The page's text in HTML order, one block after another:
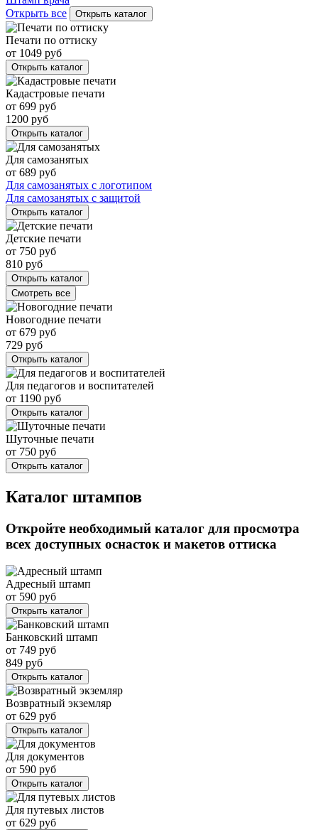
Открыть все
Открыть каталог
Печати по оттиску
от 1049 руб
Открыть каталог
Кадастровые печати
от 699 руб
1200 руб
Открыть каталог
Для самозанятых
от 689 руб
Для самозанятых с логотипом
Для самозанятых с защитой
Открыть каталог
Детские печати
от 750 руб
810 руб
Открыть каталог
Смотреть все
Новогодние печати
от 679 руб
729 руб
Открыть каталог
Для педагогов и воспитателей
от 1190 руб
Открыть каталог
Шуточные печати
от 750 руб
Открыть каталог
Каталог штампов
Откройте необходимый каталог для просмотра
всех доступных оснасток и макетов оттиска
Адресный штамп
от 590 руб
Открыть каталог
Банковский штамп
от 749 руб
849 руб
Открыть каталог
Возвратный экземляр
от 629 руб
Открыть каталог
Для документов
от 590 руб
Открыть каталог
Для путевых листов
от 629 руб